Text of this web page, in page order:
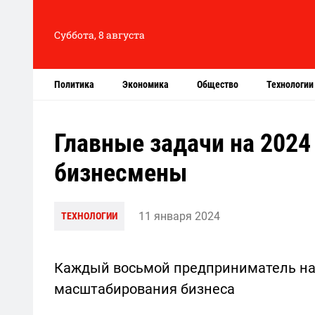
Суббота, 8 августа
Политика Экономика Общество Технологии
Главные задачи на
бизнесмены
ТЕХНОЛОГИИ 11 января 2024
Каждый восьмой предприниматель
масштабирования бизнеса